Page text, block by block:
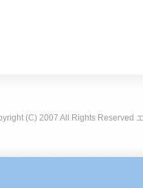
(C) 2007 All Rights Reserved